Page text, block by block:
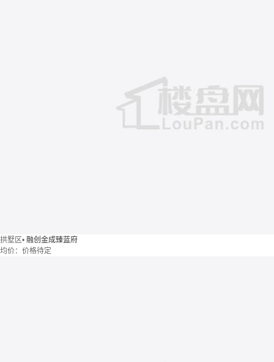
拱墅区• 融创金成臻蓝府
均价： 价格待定